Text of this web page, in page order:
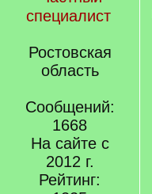
специалист
Ростовская
область
Сообщений:
1668
На сайте с
2012 г.
Рейтинг: